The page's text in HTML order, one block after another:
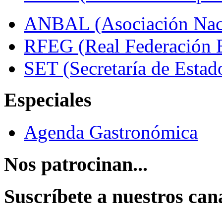
ANBAL (Asociación
RFEG (Real Federación
SET (Secretaría de
Especiales
Agenda Gastronómica
Nos patrocinan...
Suscríbete a nuestros